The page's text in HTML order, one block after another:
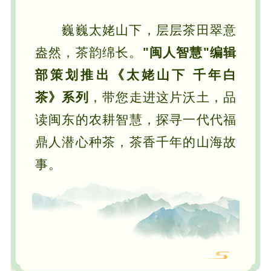
巍巍太姥山下，层层茶田翠意
盎然，茶韵绵长。 "闽人智慧"编辑
部策划推出《太姥山下 千年白
茶》系列 ，带您走进这片沃土，品
读闽东的农耕智慧，探寻一代代福
鼎人潜心种茶，茶香千年的山海故
事。